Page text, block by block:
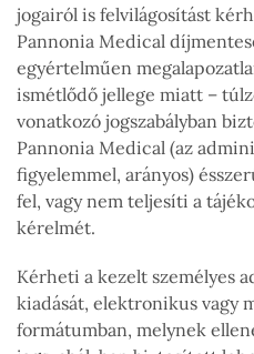
jogairól is felvilágosítást
Pannonia Medical
egyértelműen
ismétlődő jellege miatt –
vonatkozó jogszabályban
Pannonia Medical (az
figyelemmel, arányos)
fel, vagy nem teljesíti a
kérelmét.
Kérheti a kezelt személyes
kiadását, elektronikus vagy
formátumban, melynek